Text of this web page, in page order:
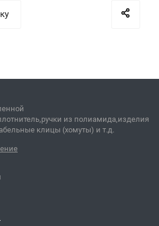
из полиамида,изделия
клицы (хомуты) и т.д.